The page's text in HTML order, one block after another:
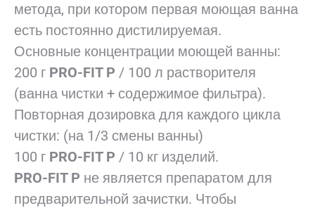
метода, при котором первая моющая ванна
есть постоянно дистилируемая.
Основные концентрации моющей ванны:
200 г PRO-FIT P / 100 л растворителя
(ванна чистки + содержимое фильтра).
Повторная дозировка для каждого цикла
чистки: (на 1/3 смены ванны)
100 г PRO-FIT P / 10 кг изделий.
PRO-FIT P не является препаратом для
предварительной зачистки. Чтобы